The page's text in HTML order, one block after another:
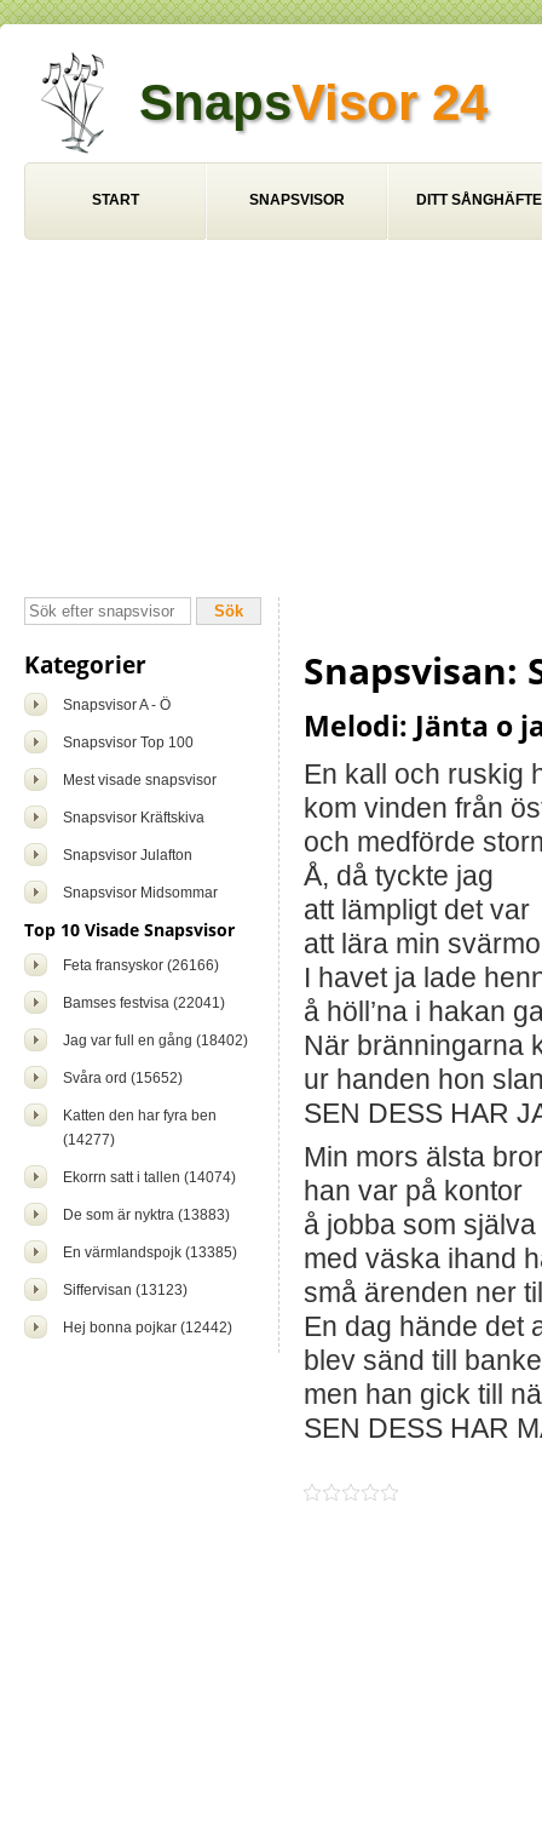
SnapsVisor 24
START SNAPSVISOR DITT SÅNGHÄFTE
Kategorier
Snapsvisor A - Ö
Snapsvisor Top 100
Mest visade snapsvisor
Snapsvisor Kräftskiva
Snapsvisor Julafton
Snapsvisor Midsommar
Top 10 Visade Snapsvisor
Feta fransyskor (26166)
Bamses festvisa (22041)
Jag var full en gång (18402)
Svåra ord (15652)
Katten den har fyra ben
(14277)
Ekorrn satt i tallen (14074)
De som är nyktra (13883)
En värmlandspojk (13385)
Siffervisan (13123)
Hej bonna pojkar (12442)
Snapsvisan:
Melodi: Jänta o
En kall och ruskig
kom vinden från
och medförde
Å, då tyckte jag
att lämpligt det var
att lära min
I havet ja lade
å höll’na i hakan
När bränningarna
ur handen hon
SEN DESS HAR
Min mors älsta bror
han var på kontor
å jobba som
med väska ihand
små ärenden ner
En dag hände det
blev sänd till
men han gick till
SEN DESS HAR